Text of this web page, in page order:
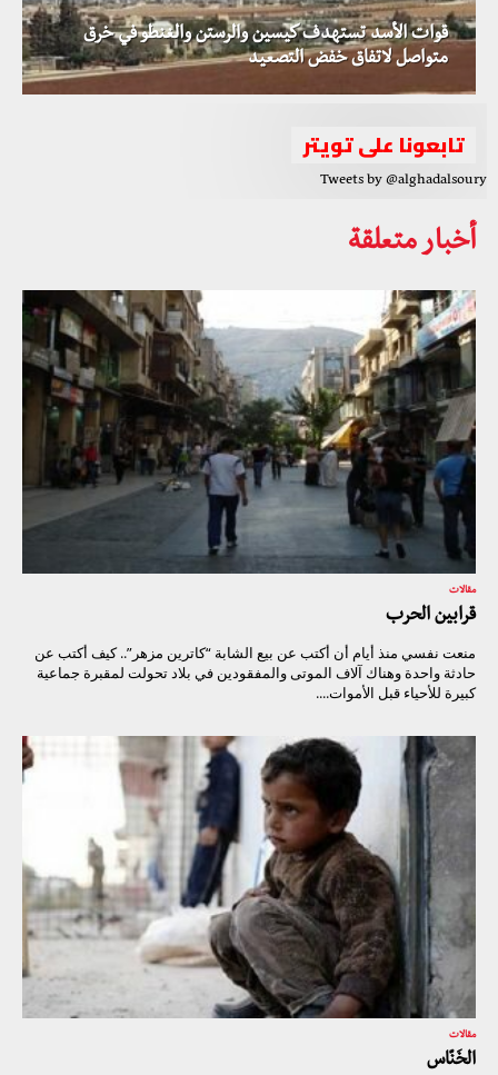
قوات الأسد تستهدف كيسين والرستن والغنطو في خرق
متواصل لاتفاق خفض التصعيد
تابعونا على تويتر
Tweets by @alghadalsoury
أخبار متعلقة
مقالات
قرابين الحرب
منعت نفسي منذ أيام أن أكتب عن بيع الشابة “كاترين مزهر”.. كيف أكتب عن
حادثة واحدة وهناك آلاف الموتى والمفقودين في بلاد تحولت لمقبرة جماعية
كبيرة للأحياء قبل الأموات....
مقالات
الخَنّاس